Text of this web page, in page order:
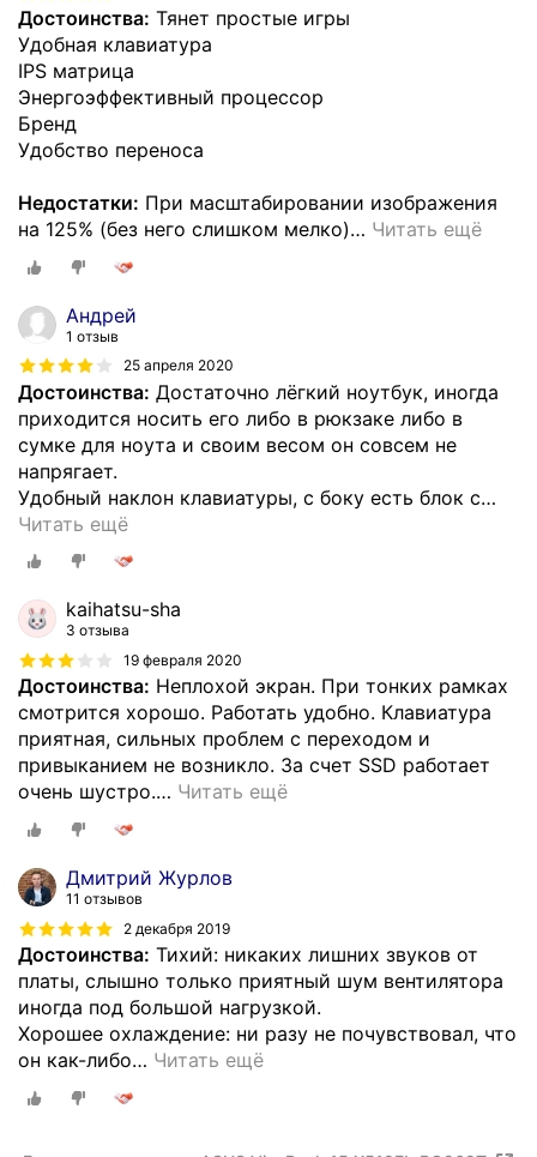
Достоинства: Тянет простые игры
Удобная клавиатура
IPS матрица
Энергоэффективный процессор
Бренд
Удобство переноса
Недостатки: При масштабировании изображения
на 125% (без него слишком мелко)… Читать ещё
Андрей
1 отзыв
25 апреля 2020
Достоинства: Достаточно лёгкий ноутбук, иногда
приходится носить его либо в рюкзаке либо в
сумке для ноута и своим весом он совсем не
напрягает.
Удобный наклон клавиатуры, с боку есть блок с…
Читать ещё
kaihatsu-sha
3 отзыва
19 февраля 2020
Достоинства: Неплохой экран. При тонких рамках
смотрится хорошо. Работать удобно. Клавиатура
приятная, сильных проблем с переходом и
привыканием не возникло. За счет SSD работает
очень шустро.… Читать ещё
Дмитрий Журлов
11 отзывов
2 декабря 2019
Достоинства: Тихий: никаких лишних звуков от
платы, слышно только приятный шум вентилятора
иногда под большой нагрузкой.
Хорошее охлаждение: ни разу не почувствовал, что
он как-либо… Читать ещё